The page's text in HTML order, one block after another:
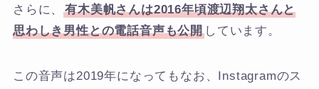
さらに、有木美帆さんは2016年頃渡辺翔太さんと
思わしき男性との電話音声も公開 しています。
この音声は2019年になってもなお、Instagramのス